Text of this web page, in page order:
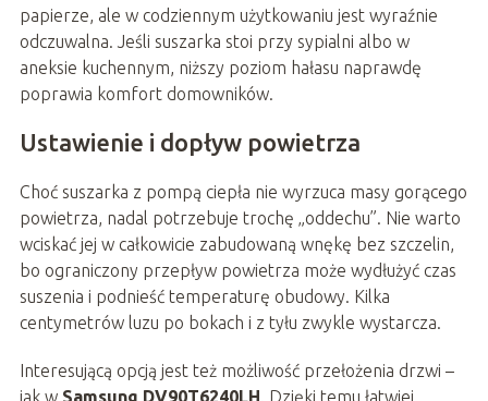
papierze, ale w codziennym użytkowaniu jest wyraźnie
odczuwalna. Jeśli suszarka stoi przy sypialni albo w
aneksie kuchennym, niższy poziom hałasu naprawdę
poprawia komfort domowników.
Ustawienie i dopływ powietrza
Choć suszarka z pompą ciepła nie wyrzuca masy gorącego
powietrza, nadal potrzebuje trochę „oddechu”. Nie warto
wciskać jej w całkowicie zabudowaną wnękę bez szczelin,
bo ograniczony przepływ powietrza może wydłużyć czas
suszenia i podnieść temperaturę obudowy. Kilka
centymetrów luzu po bokach i z tyłu zwykle wystarcza.
Interesującą opcją jest też możliwość przełożenia drzwi –
jak w Samsung DV90T6240LH. Dzięki temu łatwiej